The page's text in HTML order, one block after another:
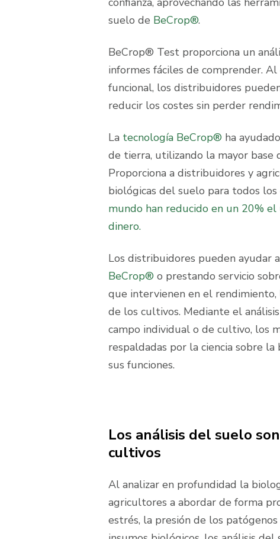
suelo de BeCrop®.
BeCrop® Test proporciona un
informes fáciles de comprender.
funcional, los distribuidores
reducir los costes sin perder
La tecnología BeCrop®ha
de tierra, utilizando la mayor base
Proporciona a distribuidores y
biológicas del suelo para todos
mundo han reducido en un 20%
dinero.
Los distribuidores pueden ayudar
BeCrop®o prestando servicio
que intervienen en el
de los cultivos. Mediante el
campo individual o de cultivo, los
respaldadas por la ciencia sobre
sus funciones.
Los análisis del suelo
cultivos
Al analizar en profundidad la
agricultores a abordar de forma
estrés, la presión de los